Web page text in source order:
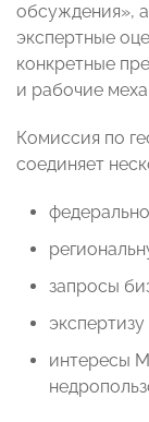
обсуждения»,
экспертные
конкретные
и рабочие
Комиссия по
соединяет
запросы
интересы